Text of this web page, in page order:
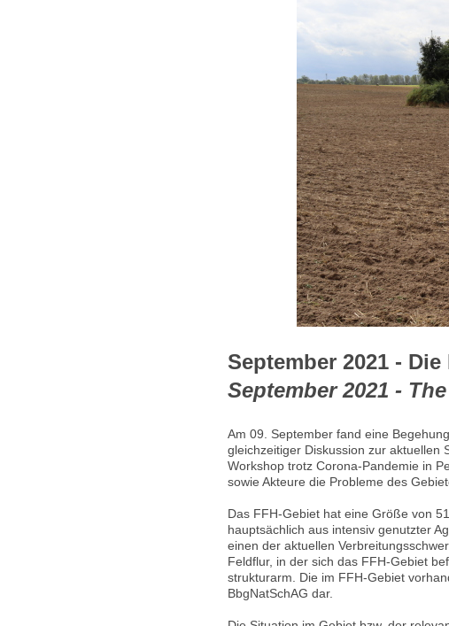
September 2021 -
September 2021 -
Am 09. September fand eine
gleichzeitiger Diskussion zur aktuellen
Workshop trotz Corona-Pandemie in
sowie Akteure die Probleme des
Das FFH-Gebiet hat eine Größe von
hauptsächlich aus intensiv genutzter
einen der aktuellen
Feldflur, in der sich das FFH-Gebiet
strukturarm. Die im FFH-Gebiet
BbgNatSchAG dar.